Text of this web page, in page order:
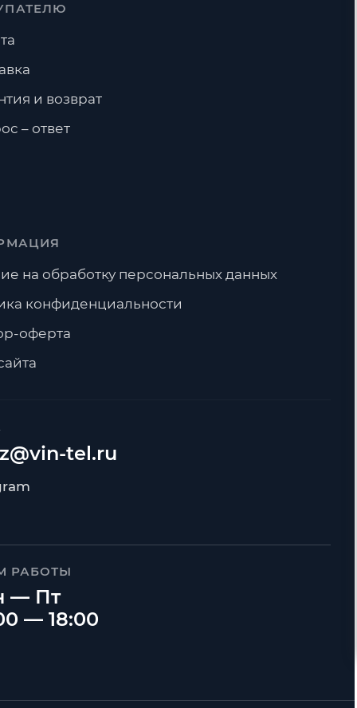
tel.ru
РАБОТЫ
— Пт
— 18:00
и возврат
– ответ
на обработку персональных данных
конфиденциальности
оферта